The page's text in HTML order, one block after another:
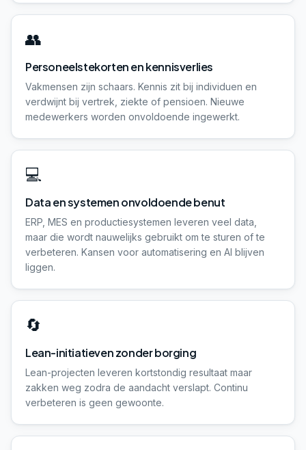
👥
Personeelstekorten en kennisverlies
Vakmensen zijn schaars. Kennis zit bij individuen en
verdwijnt bij vertrek, ziekte of pensioen. Nieuwe
medewerkers worden onvoldoende ingewerkt.
💻
Data en systemen onvoldoende benut
ERP, MES en productiesystemen leveren veel data,
maar die wordt nauwelijks gebruikt om te sturen of te
verbeteren. Kansen voor automatisering en AI blijven
liggen.
🔄
Lean-initiatieven zonder borging
Lean-projecten leveren kortstondig resultaat maar
zakken weg zodra de aandacht verslapt. Continu
verbeteren is geen gewoonte.